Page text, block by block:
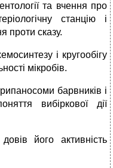
та вчення про
станцію і
проти сказу.
і кругообігу
мікробів.
барвників і
вибіркової дії
його активність